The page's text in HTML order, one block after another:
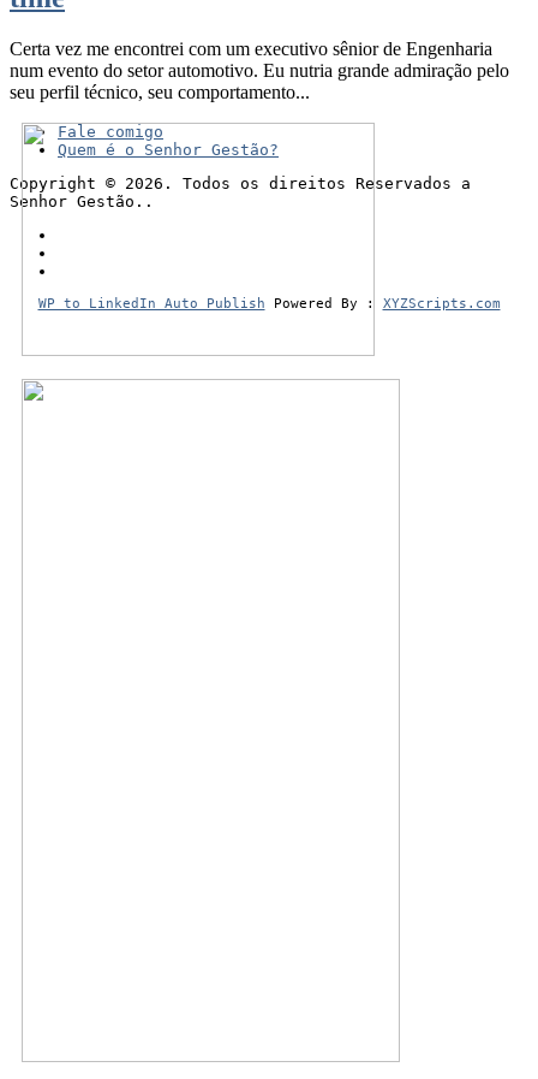
Certa vez me encontrei com um executivo sênior de Engenharia
num evento do setor automotivo. Eu nutria grande admiração pelo
seu perfil técnico, seu comportamento...
Fale comigo
Quem é o Senhor Gestão?
Copyright © 2026. Todos os direitos Reservados a
Senhor Gestão..
WP to LinkedIn Auto Publish Powered By : XYZScripts.com